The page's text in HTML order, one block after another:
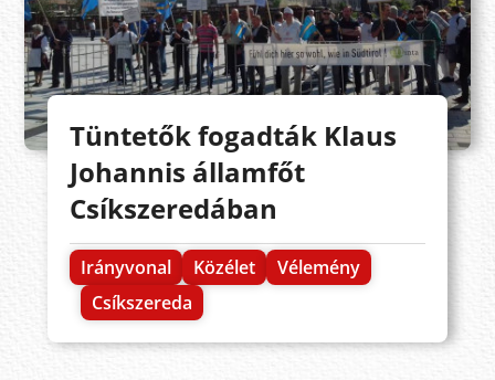
Tüntetők fogadták Klaus
Johannis államfőt
Csíkszeredában
Irányvonal Közélet
Vélemény
Csíkszereda